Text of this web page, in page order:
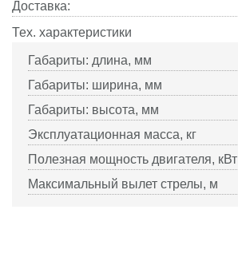
Доставка:
Тех. характеристики
Габариты: длина, мм
Габариты: ширина, мм
Габариты: высота, мм
Эксплуатационная масса, кг
Полезная мощность двигателя, кВт
Максимальный вылет стрелы, м